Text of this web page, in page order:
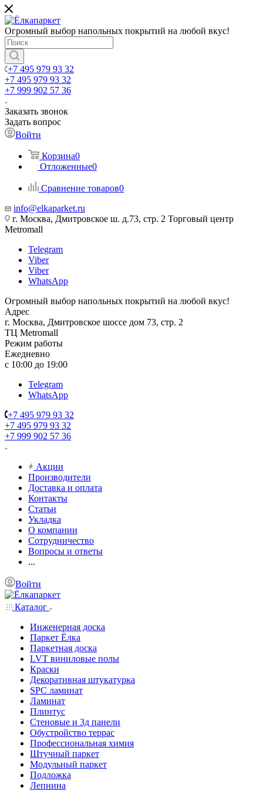
Огромный выбор напольных покрытий на любой вкус!
+7 495 979 93 32
+7 495 979 93 32
+7 999 902 57 36
Заказать звонок
Задать вопрос
Войти
Корзина0
Отложенные0
Сравнение товаров0
info@elkaparket.ru
г. Москва, Дмитровское ш. д.73, стр. 2 Торговый центр
Metromall
Telegram
Viber
Viber
WhatsApp
Огромный выбор напольных покрытий на любой вкус!
Адрес
г. Москва, Дмитровское шоссе дом 73, стр. 2
ТЦ Metromall
Режим работы
Ежедневно
с 10:00 до 19:00
Telegram
WhatsApp
+7 495 979 93 32
+7 495 979 93 32
+7 999 902 57 36
Акции
Производители
Доставка и оплата
Контакты
Статьи
Укладка
О компании
Сотрудничество
Вопросы и ответы
...
Войти
Каталог
Инженерная доска
Паркет Ёлка
Паркетная доска
LVT виниловые полы
Краски
Декоративная штукатурка
SPC ламинат
Ламинат
Плинтус
Стеновые и 3д панели
Обустройство террас
Профессиональная химия
Штучный паркет
Модульный паркет
Подложка
Лепнина